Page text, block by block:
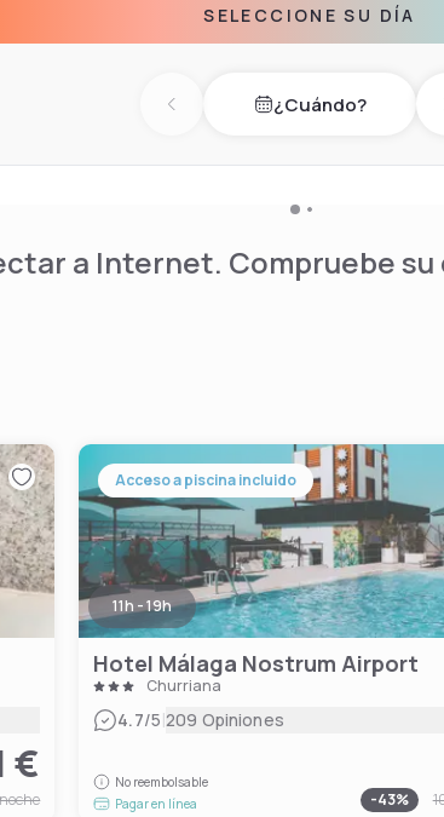
SELECCIONE SU DÍA
Previous day¿Cuándo?
a Internet. Compruebe
€
Acceso a piscina incluido
11h - 19h
Hotel Málaga Nostrum Airport
Churriana
4.7/5|209 Opiniones
No reembolsable
Pagar en línea
-43%